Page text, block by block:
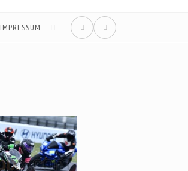
IMPRESSUM